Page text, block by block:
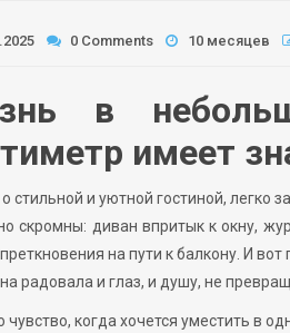
0 Comments 10 месяцев
в
имеет
стильной и уютной гостиной, легко
скромны: диван впритык к окну,
на пути к балкону. И
радовала и глаз, и душу, не
чувство, когда хочется уместить в